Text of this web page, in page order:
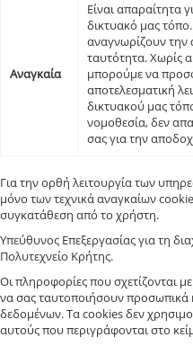
Αναγκαία
Είναι απαραίτητα
δικτυακό μας
αναγνωρίζουν την
ταυτότητα. Χωρίς
μπορούμε να
αποτελεσματική
δικτυακού μας
νομοθεσία, δεν
σας για την
Για την ορθή λειτουργία των
μόνο των τεχνικά αναγκαίων
συγκατάθεση από το χρήστη.
Υπεύθυνος Επεξεργασίας για τη
Πολυτεχνείο Κρήτης.
Οι πληροφορίες που σχετίζονται
να σας ταυτοποιήσουν προσωπικά
δεδομένων. Τα cookies δεν
αυτούς που περιγράφονται στο